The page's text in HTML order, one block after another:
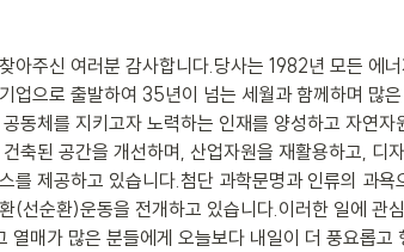
아주신 여러분 감사합니다.당사는 1982년 모든 에
업으로 출발하여 35년이 넘는 세월과 함께하며 많
동체를 지키고자 노력하는 인재를 양성하고 자연
축된 공간을 개선하며, 산업자원을 재활용하고,
를 제공하고 있습니다.첨단 과학문명과 인류의 과
(선순환)운동을 전개하고 있습니다.이러한 일에 관
열매가 많은 분들에게 오늘보다 내일이 더 풍요롭